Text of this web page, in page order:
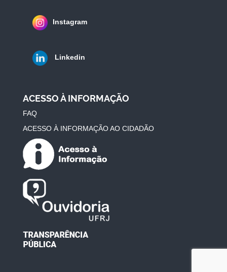
Instagram
Linkedin
ACESSO À INFORMAÇÃO
FAQ
ACESSO À INFORMAÇÃO AO CIDADÃO